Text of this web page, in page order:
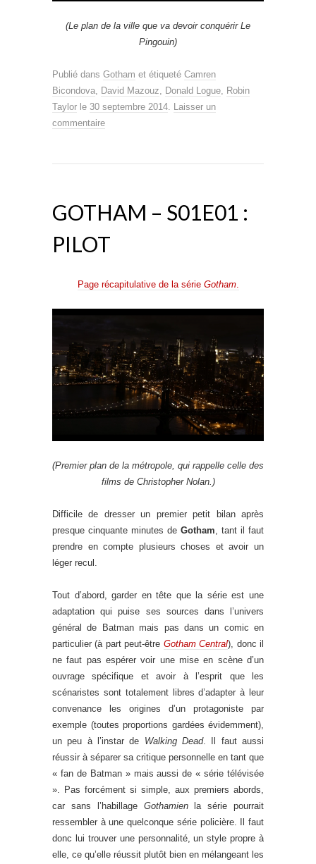
(Le plan de la ville que va devoir conquérir Le
Pingouin)
Publié dans Gotham et étiqueté Camren
Bicondova, David Mazouz, Donald Logue, Robin
Taylor le 30 septembre 2014. Laisser un
commentaire
GOTHAM – S01E01 :
PILOT
Page récapitulative de la série Gotham.
(Premier plan de la métropole, qui rappelle celle des
films de Christopher Nolan.)
Difficile de dresser un premier petit bilan après
presque cinquante minutes de Gotham , tant il faut
prendre en compte plusieurs choses et avoir un
léger recul.
Tout d’abord, garder en tête que la série est une
adaptation qui puise ses sources dans l’univers
général de Batman mais pas dans un comic en
particulier (à part peut-être Gotham Central), donc il
ne faut pas espérer voir une mise en scène d’un
ouvrage spécifique et avoir à l’esprit que les
scénaristes sont totalement libres d’adapter à leur
convenance les origines d’un protagoniste par
exemple (toutes proportions gardées évidemment),
un peu à l’instar de Walking Dead. Il faut aussi
réussir à séparer sa critique personnelle en tant que
« fan de Batman » mais aussi de « série télévisée
». Pas forcément si simple, aux premiers abords,
car sans l’habillage Gothamienla série pourrait
ressembler à une quelconque série policière. Il faut
donc lui trouver une personnalité, un style propre à
elle, ce qu’elle réussit plutôt bien en mélangeant les